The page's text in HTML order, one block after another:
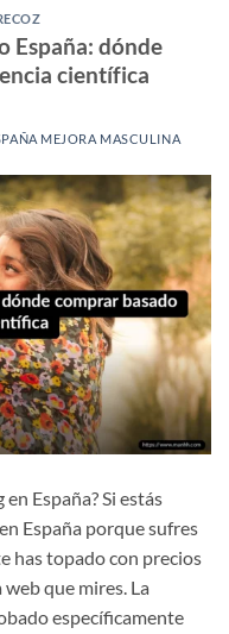
España: dónde
científica
MEJORA MASCULINA
España? Si estás
España porque sufres
has topado con precios
que mires. La
específicamente